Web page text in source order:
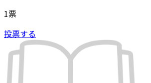
1票
投票する